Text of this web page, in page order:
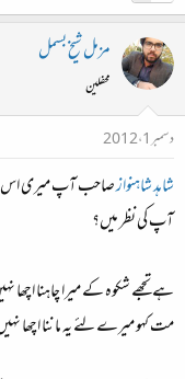
مزمل شیخ بسمل
محفلین
دسمبر 1، 2012
شاہد شاہنوازصاحب آپ میری اس
آپ کی نظر میں؟
ہے تجھے شکوہ کے میرا چاہنا اچھا
مت کہو میرے لئے یہ ماننا اچھا